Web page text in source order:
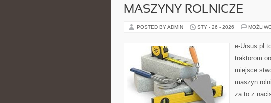
MASZYNY ROLNICZE
POSTED BY ADMIN STY - 26 - 2026
e-Ursus.pl
traktorom
miejsce
maszyn
za to z